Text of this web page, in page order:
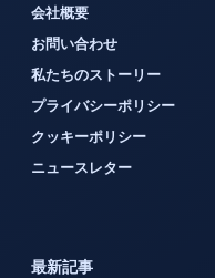
会社概要
お問い合わせ
私たちのストーリー
プライバシーポリシー
クッキーポリシー
ニュースレター
最新記事